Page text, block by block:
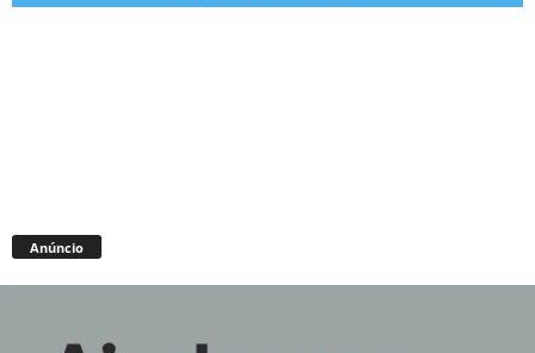
Anúncio